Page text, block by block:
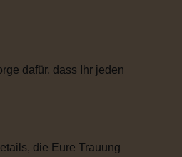
dafür, dass Ihr jeden
die Eure Trauung